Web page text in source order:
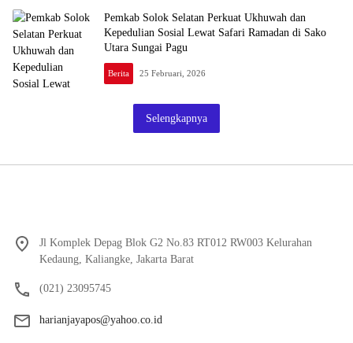
Pemkab Solok Selatan Perkuat Ukhuwah dan
Kepedulian Sosial Lewat Safari Ramadan di Sako
Utara Sungai Pagu
Berita 25 Februari, 2026
Selengkapnya
Jl Komplek Depag Blok G2 No.83 RT012 RW003 Kelurahan
Kedaung, Kaliangke, Jakarta Barat
(021) 23095745
harianjayapos@yahoo.co.id